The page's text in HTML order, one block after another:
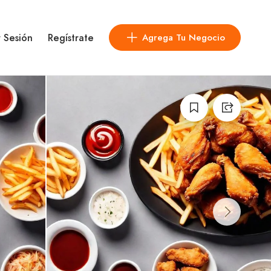
Regístrate Agrega Tu Negocio